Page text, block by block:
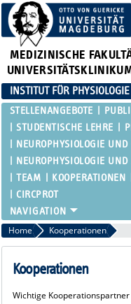
MEDIZINISCHE
INSTITUT FÜR PHYSIOLOGIE
STELLENANGEBOTE
STUDENTISCHE LEHRE
NEUROPHYSIOLOGIE
NEUROPHYSIOLOGIE
TEAM
KOOPERATIONEN
CIRCPROT
Home Kooperationen
Kooperationen
Wichtige